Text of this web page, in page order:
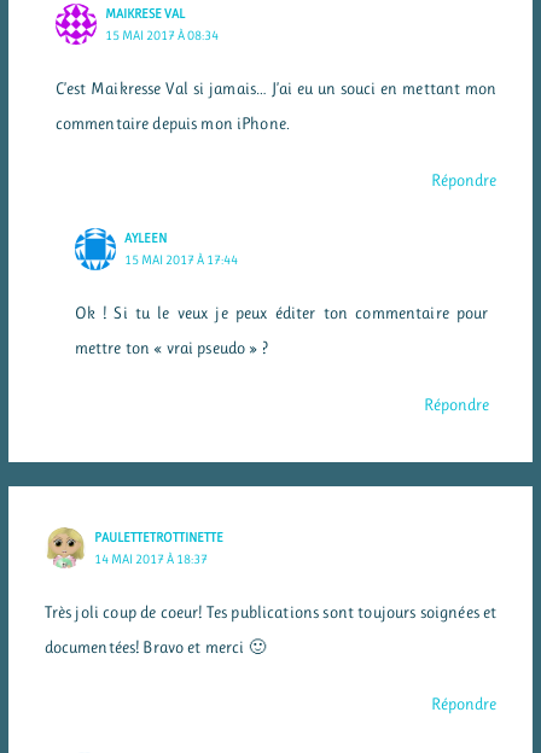
MAIKRESE VAL
15 MAI 2017 À 08:34
C’est Maikresse Val si jamais… J’ai eu un souci en mettant mon
commentaire depuis mon iPhone.
Répondre
AYLEEN
15 MAI 2017 À 17:44
Ok ! Si tu le veux je peux éditer ton commentaire pour
mettre ton « vrai pseudo » ?
Répondre
PAULETTETROTTINETTE
14 MAI 2017 À 18:37
Très joli coup de coeur! Tes publications sont toujours soignées et
documentées! Bravo et merci 🙂
Répondre